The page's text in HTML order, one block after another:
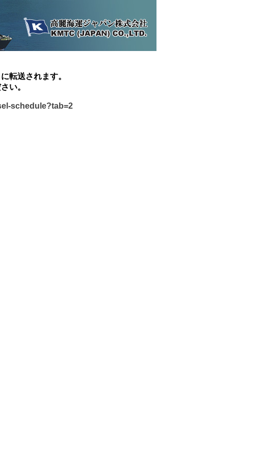
転送されます。
い。
schedule?tab=2